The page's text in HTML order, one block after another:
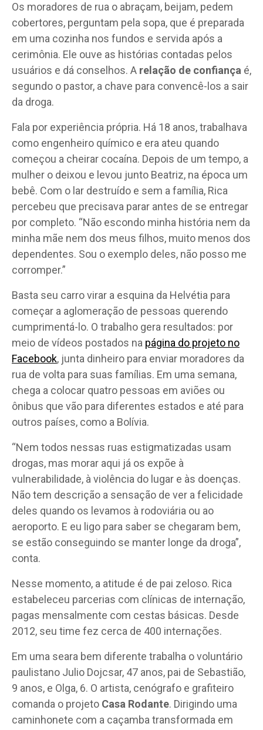
Os moradores de rua o abraçam, beijam, pedem
cobertores, perguntam pela sopa, que é preparada
em uma cozinha nos fundos e servida após a
cerimônia. Ele ouve as histórias contadas pelos
usuários e dá conselhos. A relação de confiança é,
segundo o pastor, a chave para convencê-los a sair
da droga.
Fala por experiência própria. Há 18 anos, trabalhava
como engenheiro químico e era ateu quando
começou a cheirar cocaína. Depois de um tempo, a
mulher o deixou e levou junto Beatriz, na época um
bebê. Com o lar destruído e sem a família, Rica
percebeu que precisava parar antes de se entregar
por completo. “Não escondo minha história nem da
minha mãe nem dos meus filhos, muito menos dos
dependentes. Sou o exemplo deles, não posso me
corromper.”
Basta seu carro virar a esquina da Helvétia para
começar a aglomeração de pessoas querendo
cumprimentá-lo. O trabalho gera resultados: por
meio de vídeos postados na página do projeto no
Facebook, junta dinheiro para enviar moradores da
rua de volta para suas famílias. Em uma semana,
chega a colocar quatro pessoas em aviões ou
ônibus que vão para diferentes estados e até para
outros países, como a Bolívia.
“Nem todos nessas ruas estigmatizadas usam
drogas, mas morar aqui já os expõe à
vulnerabilidade, à violência do lugar e às doenças.
Não tem descrição a sensação de ver a felicidade
deles quando os levamos à rodoviária ou ao
aeroporto. E eu ligo para saber se chegaram bem,
se estão conseguindo se manter longe da droga”,
conta.
Nesse momento, a atitude é de pai zeloso. Rica
estabeleceu parcerias com clínicas de internação,
pagas mensalmente com cestas básicas. Desde
2012, seu time fez cerca de 400 internações.
Em uma seara bem diferente trabalha o voluntário
paulistano Julio Dojcsar, 47 anos, pai de Sebastião,
9 anos, e Olga, 6. O artista, cenógrafo e grafiteiro
comanda o projeto Casa Rodante. Dirigindo uma
caminhonete com a caçamba transformada em